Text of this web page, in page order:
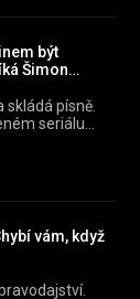
být
Šimon
písně.
seriálu
nebo
vám, když